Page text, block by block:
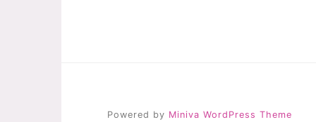
Powered by Miniva WordPress Theme